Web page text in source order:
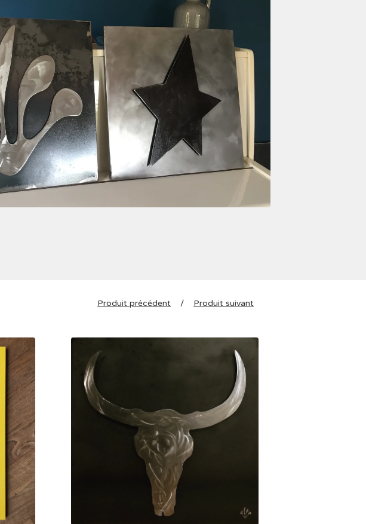
Produit précédent Produit suivant
300,00 €